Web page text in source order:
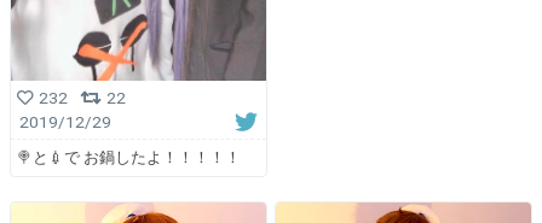
232
22
2019/12/29
🍭と💉で お鍋したよ！！！！！